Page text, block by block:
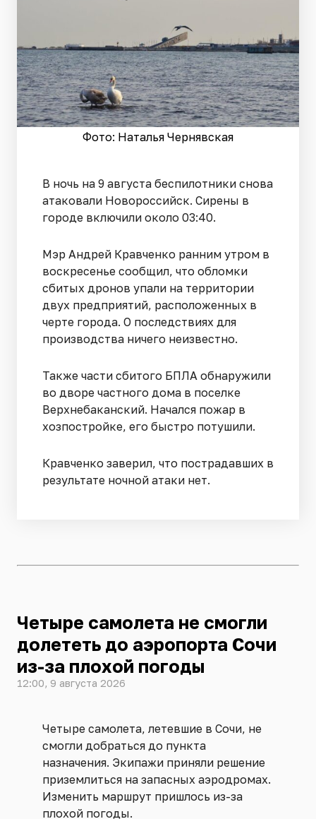
Фото: Наталья Чернявская
В ночь на 9 августа беспилотники снова
атаковали Новороссийск. Сирены в
городе включили около 03:40.
Мэр Андрей Кравченко ранним утром в
воскресенье сообщил, что обломки
сбитых дронов упали на территории
двух предприятий, расположенных в
черте города. О последствиях для
производства ничего неизвестно.
Также части сбитого БПЛА обнаружили
во дворе частного дома в поселке
Верхнебаканский. Начался пожар в
хозпостройке, его быстро потушили.
Кравченко заверил, что пострадавших в
результате ночной атаки нет.
Четыре самолета не смогли
долететь до аэропорта Сочи
из-за плохой погоды
12:00, 9 августа 2026
Четыре самолета, летевшие в Сочи, не
смогли добраться до пункта
назначения. Экипажи приняли решение
приземлиться на запасных аэродромах.
Изменить маршрут пришлось из-за
плохой погоды.